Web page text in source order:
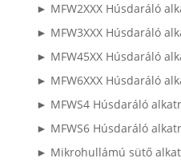
► MFW2XXX Húsdaráló
► MFW3XXX Húsdaráló
► MFW45XX Húsdaráló
► MFW6XXX Húsdaráló
► MFWS4 Húsdaráló
► MFWS6 Húsdaráló
► Mikrohullámú sütő